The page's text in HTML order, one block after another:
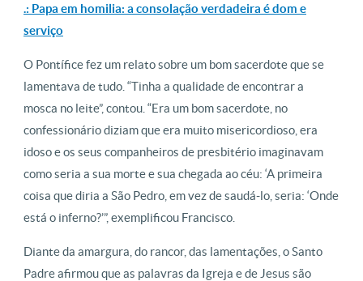
.: Papa em homilia: a consolação verdadeira é dom e
serviço
O Pontífice fez um relato sobre um bom sacerdote que se
lamentava de tudo. “Tinha a qualidade de encontrar a
mosca no leite”, contou. “Era um bom sacerdote, no
confessionário diziam que era muito misericordioso, era
idoso e os seus companheiros de presbitério imaginavam
como seria a sua morte e sua chegada ao céu: ‘A primeira
coisa que diria a São Pedro, em vez de saudá-lo, seria: ‘Onde
está o inferno?’”, exemplificou Francisco.
Diante da amargura, do rancor, das lamentações, o Santo
Padre afirmou que as palavras da Igreja e de Jesus são